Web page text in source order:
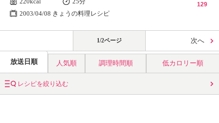
2003/04/08 きょうの料理レシピ
129
1/2ページ 次へ
放送日順 人気順 調理時間順 低カロリー順
レシピを絞り込む